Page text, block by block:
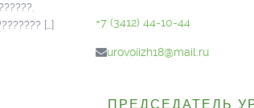
[…]
+7 (3412) 44-10-44
urovoiizh18@mail.ru
ПРЕДСЕДАТЕЛЬ